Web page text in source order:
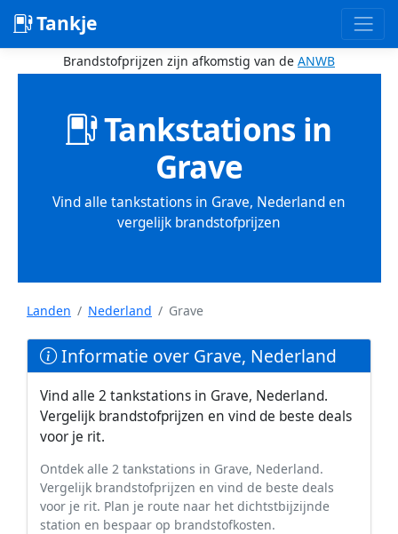
Tankje
Brandstofprijzen zijn afkomstig van de ANWB
Tankstations in
Grave
Vind alle tankstations in Grave, Nederland en
vergelijk brandstofprijzen
Landen Nederland Grave
Informatie over Grave, Nederland
Vind alle 2 tankstations in Grave, Nederland.
Vergelijk brandstofprijzen en vind de beste deals
voor je rit.
Ontdek alle 2 tankstations in Grave, Nederland.
Vergelijk brandstofprijzen en vind de beste deals
voor je rit. Plan je route naar het dichtstbijzijnde
station en bespaar op brandstofkosten.